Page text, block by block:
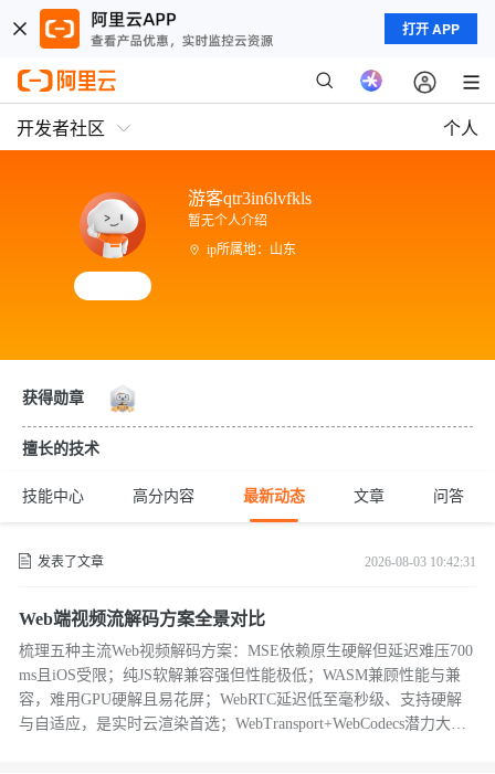
打开 APP
开发者社区 个人
游客qtr3in6lvfkls
暂无个人介绍
ip所属地：山东
获得勋章
擅长的技术
技能中心 高分内容 最新动态 文章 问答
发表了文章 2026-08-03 10:42:31
Web端视频流解码方案全景对比
梳理五种主流Web视频解码方案：MSE依赖原生硬解但延迟难压700
ms且iOS受限；纯JS软解兼容强但性能极低；WASM兼顾性能与兼
容，难用GPU硬解且易花屏；WebRTC延迟低至毫秒级、支持硬解
与自适应，是实时云渲染首选；WebTransport+WebCodecs潜力大但